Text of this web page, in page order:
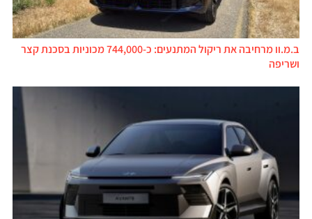
ב.מ.וו מרחיבה את ריקול המתנעים: כ-744,000 מכוניות בסכנת קצר
ושריפה